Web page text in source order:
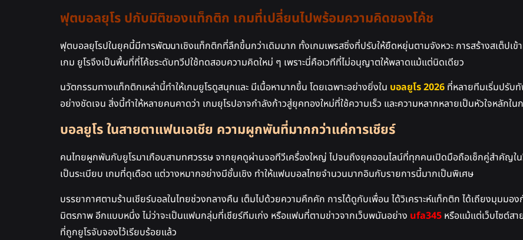
ฟุตบอลยุโร ปกับมิติของแท็กติก เกมที่เปลี่ยนไปพร้อมความคิดของโค้ช
ฟุตบอลยุโรปในยุคนี้มีการพัฒนาเชิงแท็กติกที่ลึกขึ้นกว่าเดิมมาก ทั้งเกมเพรสซิ่งที่ปรับให้ยืดหยุ่นตามจังหวะ การสร้างสเต็ปเ
เกม ยูโรจึงเป็นพื้นที่ที่โค้ชระดับทวีปใช้ทดสอบความคิดใหม่ ๆ เพราะนี่คือเวทีที่ไม่อนุญาตให้พลาดแม้แต่นิดเดียว
นวัตกรรมทางแท็กติกเหล่านี้ทำให้เกมยูโรดูสนุกและ มีเนื้อหามากขึ้น โดยเฉพาะอย่างยิ่งใน บอลยูโร 2026 ที่หลายทีมเริ่มปรับ
อย่างชัดเจน สิ่งนี้ทำให้หลายคนคาดว่า เกมยุโรปอาจกำลังก้าวสู่ยุคทองใหม่ที่ใช้ความเร็ว และความหลากหลายเป็นหัวใจหลักในก
บอลยูโร ในสายตาแฟนเอเชีย ความผูกพันที่มากกว่าแค่การเชียร์
คนไทยผูกพันกับยูโรมาเกือบสามทศวรรษ จากยุคดูผ่านจอทีวีเครื่องใหญ่ ไปจนถึงยุคออนไลน์ที่ทุกคนเปิดมือถือเช็กคู่สำคัญ
เป็นระเบียบ เกมที่ดุเดือด แต่วางหมากอย่างมีชั้นเชิง ทำให้แฟนบอลไทยจำนวนมากอินกับรายการนี้มากเป็นพิเศษ
บรรยากาศตามร้านเชียร์บอลในไทยช่วงกลางคืน เต็มไปด้วยความคึกคัก การได้ดูกับเพื่อน ได้วิเคราะห์แท็กติก ได้เถียงมุมมอ
มิตรภาพ อีกแบบหนึ่ง ไม่ว่าจะเป็นแฟนกลุ่มที่เชียร์ทีมเก่ง หรือแฟนที่ตามข่าวจากเว็บพนันอย่าง ufa345 หรือแม้แต่เว็บไซต์สา
ที่ถูกยูโรจับจองไว้เรียบร้อยแล้ว